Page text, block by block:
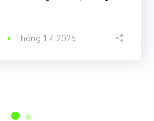
Tháng 1 7, 2025